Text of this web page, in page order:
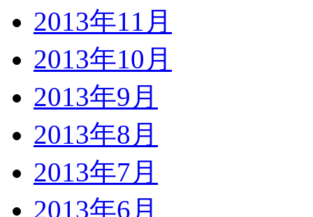
2013年11月
2013年10月
2013年9月
2013年8月
2013年7月
2013年6月